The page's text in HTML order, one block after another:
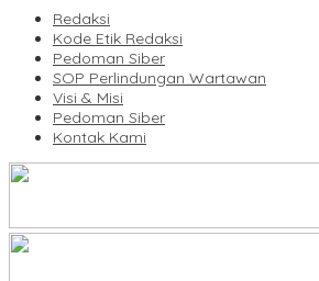
Redaksi
Kode Etik Redaksi
Pedoman Siber
SOP Perlindungan Wartawan
Visi & Misi
Pedoman Siber
Kontak Kami